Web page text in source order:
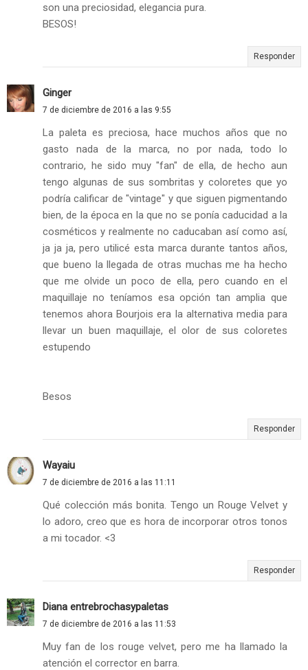
son una preciosidad, elegancia pura.
BESOS!
Responder
Ginger
7 de diciembre de 2016 a las 9:55
La paleta es preciosa, hace muchos años que no
gasto nada de la marca, no por nada, todo lo
contrario, he sido muy "fan" de ella, de hecho aun
tengo algunas de sus sombritas y coloretes que yo
podría calificar de "vintage" y que siguen pigmentando
bien, de la época en la que no se ponía caducidad a la
cosméticos y realmente no caducaban así como así,
ja ja ja, pero utilicé esta marca durante tantos años,
que bueno la llegada de otras muchas me ha hecho
que me olvide un poco de ella, pero cuando en el
maquillaje no teníamos esa opción tan amplia que
tenemos ahora Bourjois era la alternativa media para
llevar un buen maquillaje, el olor de sus coloretes
estupendo
Besos
Responder
Wayaiu
7 de diciembre de 2016 a las 11:11
Qué colección más bonita. Tengo un Rouge Velvet y
lo adoro, creo que es hora de incorporar otros tonos
a mi tocador. <3
Responder
Diana entrebrochasypaletas
7 de diciembre de 2016 a las 11:53
Muy fan de los rouge velvet, pero me ha llamado la
atención el corrector en barra.